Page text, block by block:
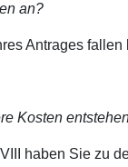
an?
Antrages fallen
Kosten
haben Sie zu